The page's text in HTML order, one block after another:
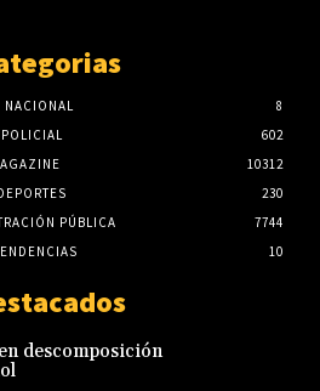
NACIONAL
8
POLICIAL
602
10312
230
PÚBLICA
7744
10
descomposición